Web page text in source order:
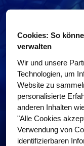
Cookies: So
verwalten
Wir und unsere
Technologien, um
Website zu
personalisierte
anderen Inhalten
"Alle Cookies
Verwendung von
identifizierbaren